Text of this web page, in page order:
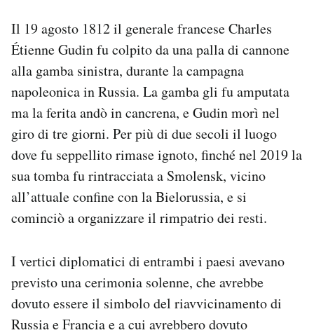
CALENDARIO
AREA PERSONALE
Area Personale
Notifiche mobile
Regala il Post
Hai bisogno di aiuto?
Esci
Il 19 agosto 1812 il generale francese Charles
Étienne Gudin fu colpito da una palla di cannone
alla gamba sinistra, durante la campagna
napoleonica in Russia. La gamba gli fu amputata
ma la ferita andò in cancrena, e Gudin morì nel
giro di tre giorni. Per più di due secoli il luogo
dove fu seppellito rimase ignoto, finché nel 2019 la
sua tomba fu rintracciata a Smolensk, vicino
all’attuale confine con la Bielorussia, e si
cominciò a organizzare il rimpatrio dei resti.
I vertici diplomatici di entrambi i paesi avevano
previsto una cerimonia solenne, che avrebbe
dovuto essere il simbolo del riavvicinamento di
Russia e Francia e a cui avrebbero dovuto